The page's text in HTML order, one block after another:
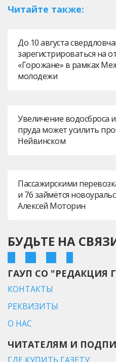
Читайте также:
До 10 августа
зарегистрироваться на
«Горожане» в рамках
молодежи
Увеличение водосброса
пруда может усилить
Нейвинском
Пассажирскими
и 76 займётся
Алексей Моторин
БУДЬТЕ НА
ГАУП СО "РЕДАКЦИЯ
КОНТАКТЫ
РЕКВИЗИТЫ
О НАС
ЧИТАТЕЛЯМ И